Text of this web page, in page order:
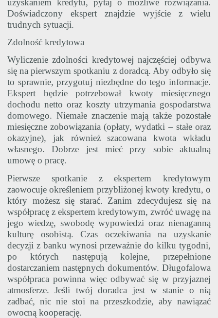
Doświadczony ekspert znajdzie wyjście z wielu
trudnych sytuacji.
Zdolność kredytowa
Wyliczenie zdolności kredytowej najczęściej odbywa
się na pierwszym spotkaniu z doradcą. Aby odbyło się
to sprawnie, przygotuj niezbędne do tego informacje.
Ekspert będzie potrzebował kwoty miesięcznego
dochodu netto oraz koszty utrzymania gospodarstwa
domowego. Niemałe znaczenie mają także pozostałe
miesięczne zobowiązania (opłaty, wydatki – stałe oraz
okazyjne), jak również szacowana kwota wkładu
własnego. Dobrze jest mieć przy sobie aktualną
umowę o pracę.
Pierwsze spotkanie z ekspertem kredytowym
zaowocuje określeniem przybliżonej kwoty kredytu, o
który możesz się starać. Zanim zdecydujesz się na
współpracę z ekspertem kredytowym, zwróć uwagę na
jego wiedzę, swobodę wypowiedzi oraz nienaganną
kulturę osobistą. Czas oczekiwania na uzyskanie
decyzji z banku wynosi przeważnie do kilku tygodni,
po których następują kolejne, przepełnione
dostarczaniem następnych dokumentów. Długofalowa
współpraca powinna więc odbywać się w przyjaznej
atmosferze. Jeśli twój doradca jest w stanie o nią
zadbać, nic nie stoi na przeszkodzie, aby nawiązać
owocną kooperację.